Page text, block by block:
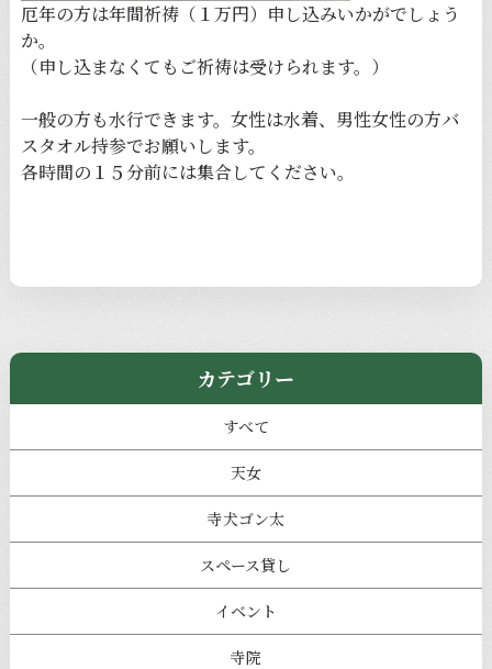
厄年の方は年間祈祷（１万円）申し込みいかがでしょう
か。
（申し込まなくてもご祈祷は受けられます。）
一般の方も水行できます。女性は水着、男性女性の方バ
スタオル持参でお願いします。
各時間の１５分前には集合してください。
カテゴリー
すべて
天女
寺犬ゴン太
スペース貸し
イベント
寺院